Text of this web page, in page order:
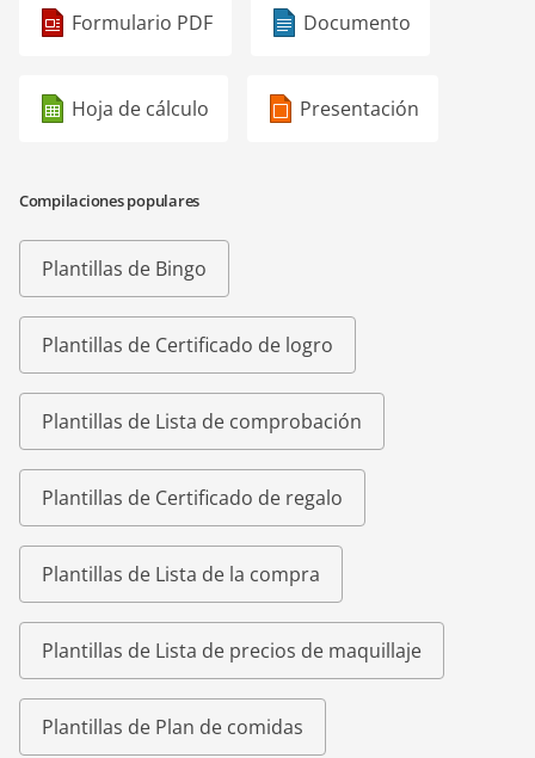
Formulario PDF Documento
Hoja de cálculo Presentación
Compilaciones populares
Plantillas de Bingo
Plantillas de Certificado de logro
Plantillas de Lista de comprobación
Plantillas de Certificado de regalo
Plantillas de Lista de la compra
Plantillas de Lista de precios de maquillaje
Plantillas de Plan de comidas